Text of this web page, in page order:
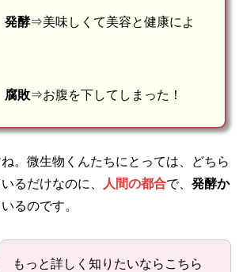
発酵⇒美味しくて美容と健康によ
腐敗⇒お腹を下してしまった！
。微生物くんたちにとっては、どちら
るだけなのに、
人間の都合で、 発酵か
るのです。
もっと詳しく知りたいならこちら